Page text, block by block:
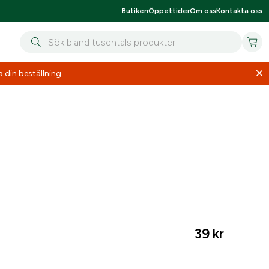
ButikenÖppettiderOm ossKontakta oss
din beställning.
39 kr